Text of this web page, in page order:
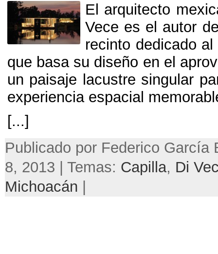
El arquitecto
Vece es el autor
recinto dedicado
que basa su diseño en el
un paisaje lacustre singular
experiencia espacial
[...]
Publicado por Federico García
8, 2013 | Temas: Capilla, Di
Michoacán